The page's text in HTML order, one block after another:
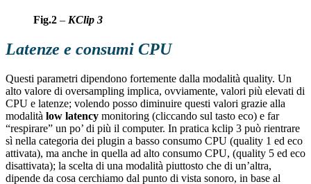
Fig.2 – KClip 3
Latenze e consumi CPU
Questi parametri dipendono fortemente dalla modalità quality. Un
alto valore di oversampling implica, ovviamente, valori più elevati di
CPU e latenze; volendo posso diminuire questi valori grazie alla
modalità low latency monitoring (cliccando sul tasto eco) e far
“respirare” un po’ di più il computer. In pratica kclip 3 può rientrare
sì nella categoria dei plugin a basso consumo CPU (quality 1 ed eco
attivata), ma anche in quella ad alto consumo CPU, (quality 5 ed eco
disattivata); la scelta di una modalità piuttosto che di un’altra,
dipende da cosa cerchiamo dal punto di vista sonoro, in base al